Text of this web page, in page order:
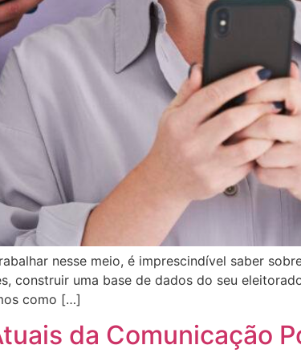
nesse meio, é imprescindível saber
construir uma base de dados do seu
como […]
da Comunicação